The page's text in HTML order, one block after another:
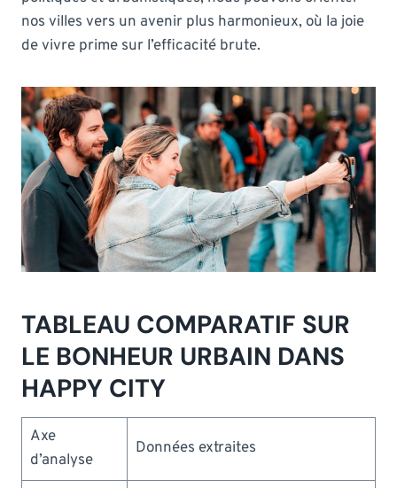
nos villes vers un avenir plus harmonieux, où la joie
de vivre prime sur l’efficacité brute.
TABLEAU COMPARATIF SUR
LE BONHEUR URBAIN DANS
HAPPY CITY
Axe
d’analyse
Données extraites